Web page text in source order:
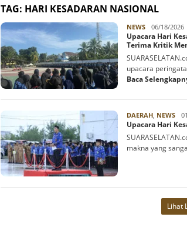
TAG: HARI KESADARAN NASIONAL
NEWSRabbani
06/18/2026
Upacara Hari
Terima Kritik
upacara
Baca
DAERAH NEWS
Upacara Hari
makna yang
Lihat